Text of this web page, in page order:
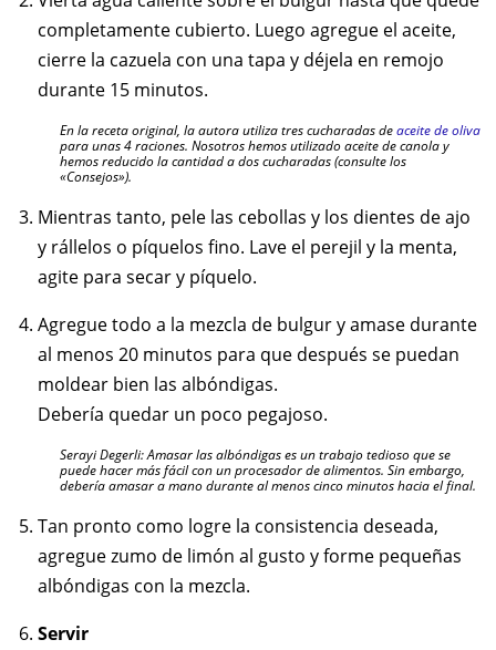
completamente cubierto. Luego agregue el aceite,
cierre la cazuela con una tapa y déjela en remojo
durante 15 minutos.
En la receta original, la autora utiliza tres cucharadas deaceite de oliva
para unas 4 raciones. Nosotros hemos utilizado aceite de canola y
hemos reducido la cantidad a dos cucharadas (consulte los
«Consejos»).
Mientras tanto, pele las cebollas y los dientes de ajo
y rállelos o píquelos fino. Lave el perejil y la menta,
agite para secar y píquelo.
Agregue todo a la mezcla de bulgur y amase durante
al menos 20 minutos para que después se puedan
moldear bien las albóndigas.
Debería quedar un poco pegajoso.
Serayi Degerli: Amasar las albóndigas es un trabajo tedioso que se
puede hacer más fácil con un procesador de alimentos. Sin embargo,
debería amasar a mano durante al menos cinco minutos hacia el final.
Tan pronto como logre la consistencia deseada,
agregue zumo de limón al gusto y forme pequeñas
albóndigas con la mezcla.
Servir